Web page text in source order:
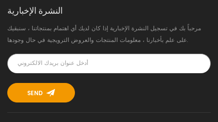
النشرة الإخبارية
مرحباً بك في تسجيل النشرة الإخبارية إذا كان لديك أي اهتمام بمنتجاتنا ، سنبقيك
على علم بأخبارنا ، معلومات المنتجات والعروض الترويجية في حال وجودها.